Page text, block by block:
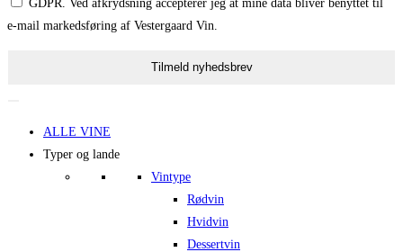
GDPR. Ved afkrydsning accepterer jeg at mine data bliver benyttet til
e-mail markedsføring af Vestergaard Vin.
Tilmeld nyhedsbrev
ALLE VINE
Typer og lande
Vintype
Rødvin
Hvidvin
Dessertvin